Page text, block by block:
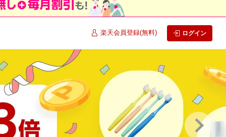
楽天会員登録(無料) ログイン